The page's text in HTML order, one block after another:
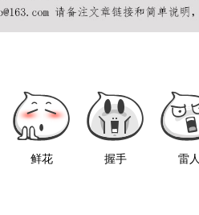
鲜花 握手 雷人